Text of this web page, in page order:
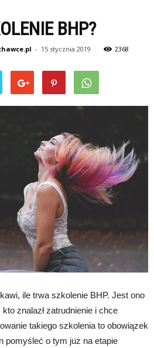
BHP?
- 15 stycznia 2019
2368
ile trwa szkolenie BHP. Jest ono
znalazł zatrudnienie i chce
takiego szkolenia to obowiązek
pomyśleć o tym już na etapie